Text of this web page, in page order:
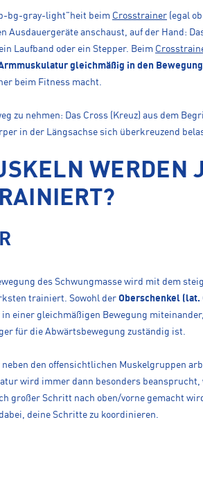
bg-gray-light"heit beim Crosstrainer (egal
Ausdauergeräte anschaust, auf der Hand:
Laufband oder ein Stepper. Beim
gleichmäßig in den
beim Fitness macht.
zu nehmen: Das Cross (Kreuz) aus dem
in der Längsachse sich überkreuzend
WERDEN
des Schwungmasse wird mit dem
trainiert. Sowohl der Oberschenkel (lat.
einer gleichmäßigen Bewegung
für die Abwärtsbewegung zuständig ist.
den offensichtlichen Muskelgruppen
wird immer dann besonders beansprucht,
großer Schritt nach oben/vorne gemacht
dabei, deine Schritte zu koordinieren.